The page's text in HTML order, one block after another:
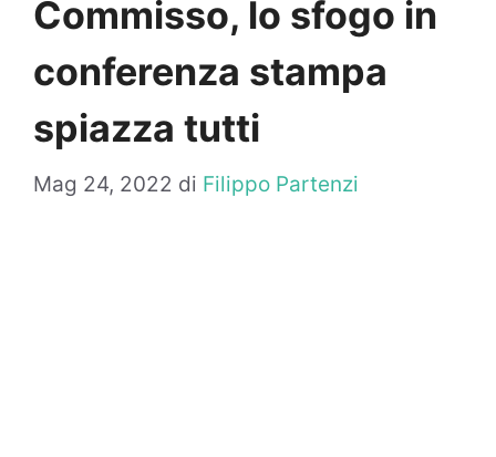
Commisso, lo sfogo in
conferenza stampa
spiazza tutti
Mag 24, 2022 di Filippo Partenzi